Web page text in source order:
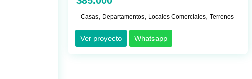
Casas, Departamentos, Locales Comerciales, Terrenos
Ver proyecto Whatsapp